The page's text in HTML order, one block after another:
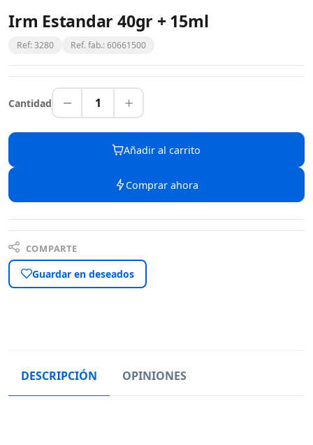
Irm Estandar 40gr + 15ml
Ref: 3280 Ref. fab.: 60661500
Cantidad 1
Añadir al carrito
Comprar ahora
COMPARTE
Guardar en deseados
DESCRIPCIÓN OPINIONES